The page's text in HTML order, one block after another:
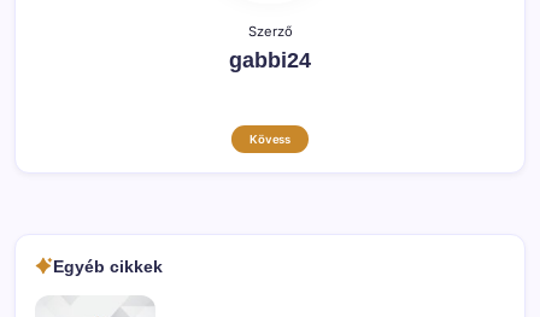
Szerző
gabbi24
Kövess
Egyéb cikkek